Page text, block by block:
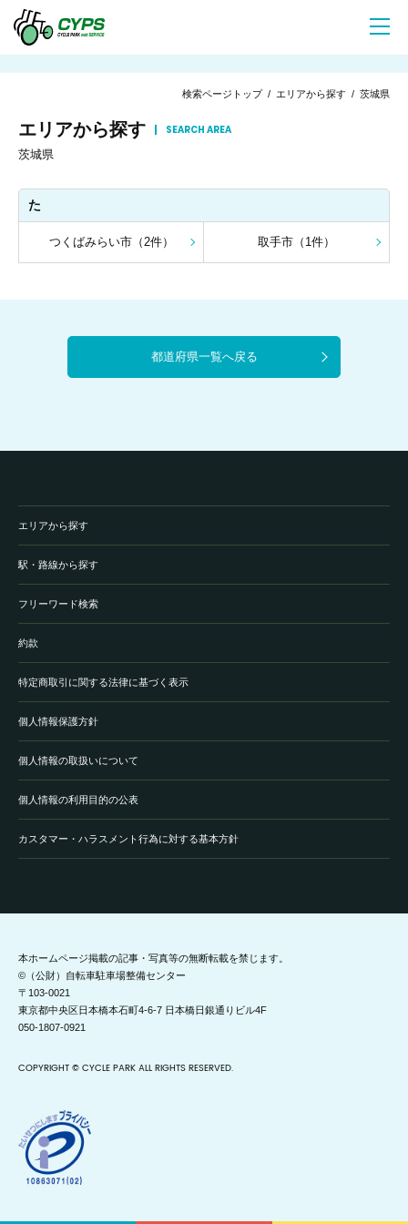
検索ページトップ/ エリアから探す / 茨城県
エリアから探す
SEARCH AREA
茨城県
た
つくばみらい市（2件） 取手市（1件）
都道府県一覧へ戻る
エリアから探す
駅・路線から探す
フリーワード検索
約款
特定商取引に関する法律に基づく表示
個人情報保護方針
個人情報の取扱いについて
個人情報の利用目的の公表
カスタマー・ハラスメント行為に対する基本方針
本ホームページ掲載の記事・写真等の無断転載を禁じます。
©（公財）自転車駐車場整備センター
〒103-0021
東京都中央区日本橋本石町4-6-7 日本橋日銀通りビル4F
050-1807-0921
COPYRIGHT © CYCLE PARK ALL RIGHTS RESERVED.